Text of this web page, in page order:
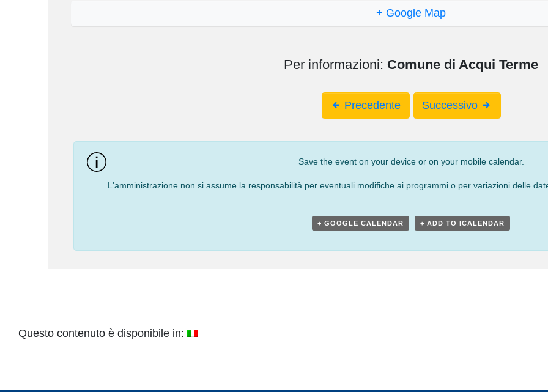
+ Google Map
Per informazioni: Comune di Acqui Terme
Navigation
Precedente Successivo
Save the event on your device or on your mobile calendar.
L'amministrazione non si assume la responsabilità per eventuali modifiche ai programmi o per variazioni delle
+ GOOGLE CALENDAR + ADD TO ICALENDAR
Questo contenuto è disponibile in: